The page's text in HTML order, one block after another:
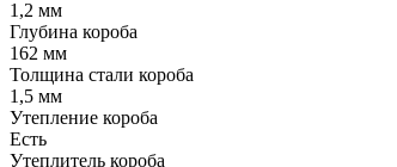
1,2 мм
Глубина короба
162 мм
Толщина стали короба
1,5 мм
Утепление короба
Есть
Утеплитель короба